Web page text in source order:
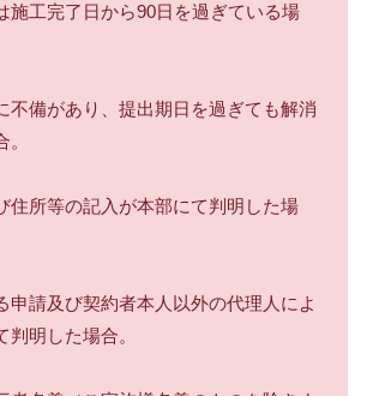
施工完了日から90日を過ぎている場
不備があり、提出期日を過ぎても解消
住所等の記入が本部にて判明した場
申請及び契約者本人以外の代理人によ
判明した場合。